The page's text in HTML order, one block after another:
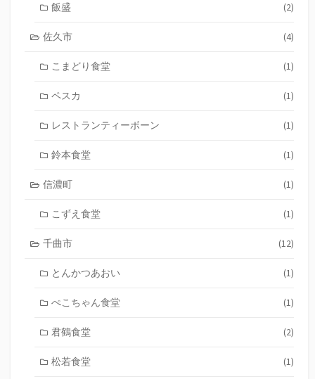
飯盛 (2)
佐久市 (4)
こまどり食堂 (1)
ペスカ (1)
レストランティーボーン (1)
鈴本食堂 (1)
信濃町 (1)
こずえ食堂 (1)
千曲市 (12)
とんかつあおい (1)
ぺこちゃん食堂 (1)
君鶴食堂 (2)
松若食堂 (1)